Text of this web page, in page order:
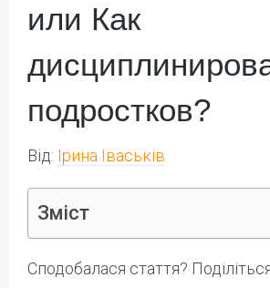
или Как
подростков?
Від: Ірина Іваськів
Зміст
Сподобалася стаття?